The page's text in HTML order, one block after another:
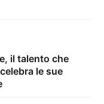
il talento che
le sue